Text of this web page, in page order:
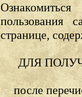
пользования
странице,
ДЛЯ
после